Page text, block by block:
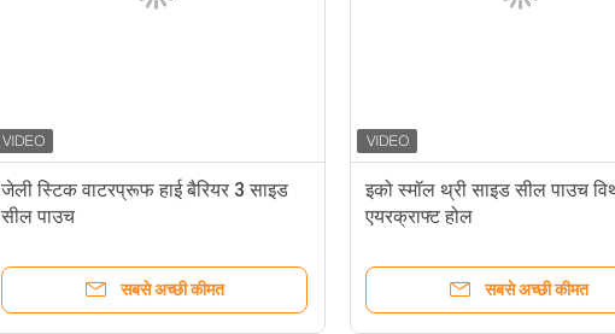
जेली स्टिक वाटरप्रूफ हाई बैरियर 3 साइड
सील पाउच
सबसे अच्छी कीमत
इको स्मॉल थ्री साइड सील पाउच
एयरक्राफ्ट होल
सबसे अच्छी कीमत